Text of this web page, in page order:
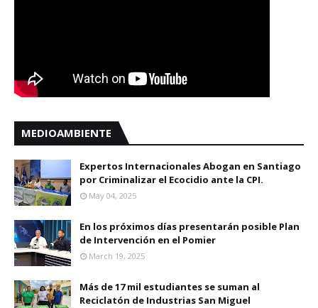
MEDIOAMBIENTE
Expertos Internacionales Abogan en Santiago
por Criminalizar el Ecocidio ante la CPI.
May 04, 2025
En los próximos días presentarán posible Plan
de Intervención en el Pomier
March 19, 2025
Más de 17 mil estudiantes se suman al
Reciclatón de Industrias San Miguel